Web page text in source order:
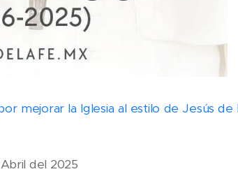
mejorar la Iglesia al estilo de Jesús de
del 2025